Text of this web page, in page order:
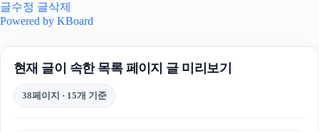
글수정 글삭제
Powered by KBoard
현재 글이 속한 목록 페이지 글 미리보기
38페이지 · 15개 기준